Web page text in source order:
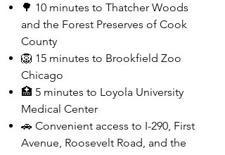
🌳 10 minutes to Thatcher Woods
and the Forest Preserves of Cook
County
🦁 15 minutes to Brookfield Zoo
Chicago
🏥 5 minutes to Loyola University
Medical Center
🚗 Convenient access to I-290, First
Avenue, Roosevelt Road, and the